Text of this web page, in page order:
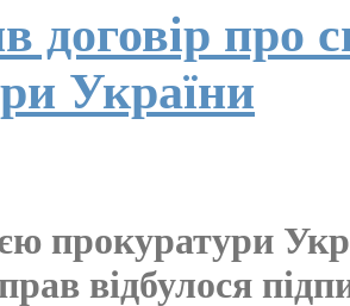
договір про
України
прокуратури
відбулося